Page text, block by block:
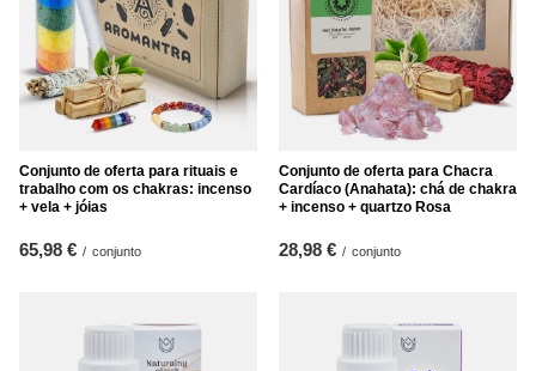
Conjunto de oferta para rituais e
trabalho com os chakras: incenso
+ vela + jóias
65,98 € / conjunto
Conjunto de oferta para Chacra
Cardíaco (Anahata): chá de chakra
+ incenso + quartzo Rosa
28,98 € / conjunto